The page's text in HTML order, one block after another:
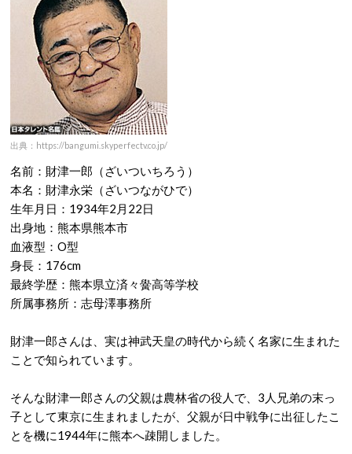
出典：https://bangumi.skyperfectv.co.jp/
名前：財津一郎（ざいついちろう）
本名：財津永栄（ざいつながひで）
生年月日：1934年2月22日
出身地：熊本県熊本市
血液型：O型
身長：176cm
最終学歴：熊本県立済々黌高等学校
所属事務所：志母澤事務所
財津一郎さんは、実は神武天皇の時代から続く名家に生まれた
ことで知られています。
そんな財津一郎さんの父親は農林省の役人で、3人兄弟の末っ
子として東京に生まれましたが、父親が日中戦争に出征したこ
とを機に1944年に熊本へ疎開しました。